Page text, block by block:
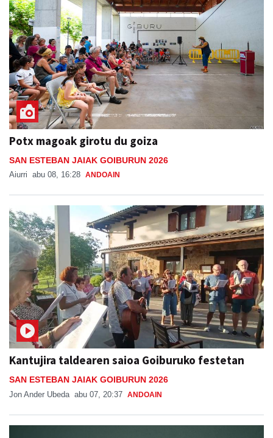
Potx magoak girotu du goiza
SAN ESTEBAN JAIAK GOIBURUN 2026
Aiurri abu 08, 16:28 ANDOAIN
Kantujira taldearen saioa Goiburuko festetan
SAN ESTEBAN JAIAK GOIBURUN 2026
Jon Ander Ubeda abu 07, 20:37 ANDOAIN